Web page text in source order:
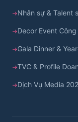
Nhân sự & Talent
Decor Event
Gala Dinner &
TVC & Profile
Dịch Vụ Media